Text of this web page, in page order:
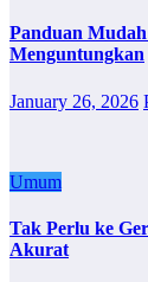
Panduan
Menguntungkan
January 26, 2026
Umum
Tak Perlu ke
Akurat